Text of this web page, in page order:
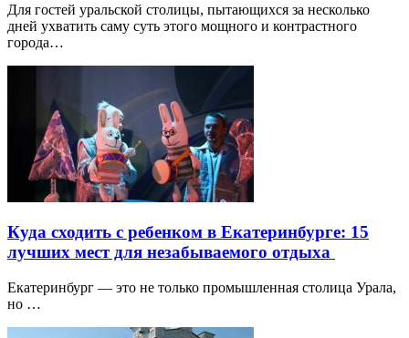
Для гостей уральской столицы, пытающихся за несколько
дней ухватить саму суть этого мощного и контрастного
города…
Куда сходить с ребенком в Екатеринбурге: 15
лучших мест для незабываемого отдыха
Екатеринбург — это не только промышленная столица Урала,
но …